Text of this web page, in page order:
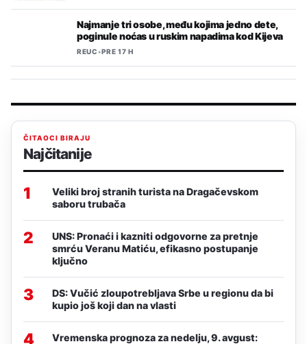
Najmanje tri osobe, među kojima jedno dete,
poginule noćas u ruskim napadima kod Kijeva
REUC•PRE 17 H
ČITAOCI BIRAJU
Najčitanije
1
Veliki broj stranih turista na Dragačevskom
saboru trubača
2
UNS: Pronaći i kazniti odgovorne za pretnje
smrću Veranu Matiću, efikasno postupanje
ključno
3
DS: Vučić zloupotrebljava Srbe u regionu da bi
kupio još koji dan na vlasti
4
Vremenska prognoza za nedelju, 9. avgust: